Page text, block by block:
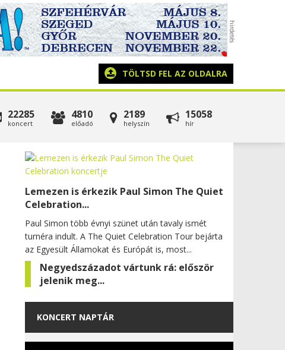
TÖLTSD FEL AZ OLDALRA
22285
koncert
4810
előadó
2189
helyszín
15058
hír
Lemezen is érkezik Paul Simon The Quiet
Celebration...
Paul Simon több évnyi szünet után tavaly ismét
turnéra indult. A The Quiet Celebration Tour bejárta
az Egyesült Államokat és Európát is, most...
Negyedszázadot vártunk rá: először
jelenik meg...
KONCERT NAPTÁR